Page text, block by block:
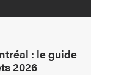
: le guide
2026